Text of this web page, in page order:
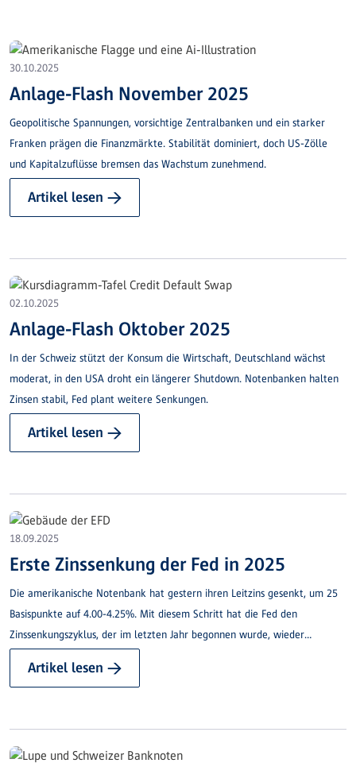
30.10.2025
Anlage-Flash November 2025
Geopolitische Spannungen, vorsichtige Zentralbanken und ein starker
Franken prägen die Finanzmärkte. Stabilität dominiert, doch US-Zölle
und Kapitalzuflüsse bremsen das Wachstum zunehmend.
Artikel lesen →
02.10.2025
Anlage-Flash Oktober 2025
In der Schweiz stützt der Konsum die Wirtschaft, Deutschland wächst
moderat, in den USA droht ein längerer Shutdown. Notenbanken halten
Zinsen stabil, Fed plant weitere Senkungen.
Artikel lesen →
18.09.2025
Erste Zinssenkung der Fed in 2025
Die amerikanische Notenbank hat gestern ihren Leitzins gesenkt, um 25
Basispunkte auf 4.00-4.25%. Mit diesem Schritt hat die Fed den
Zinssenkungszyklus, der im letzten Jahr begonnen wurde, wieder
Dynamik am Arbeitsmarkt begründet.
Artikel lesen →